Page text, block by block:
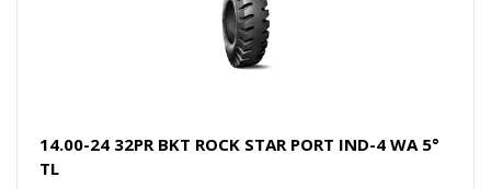
14.00-24 32PR BKT ROCK STAR PORT IND-4 WA 5°
TL